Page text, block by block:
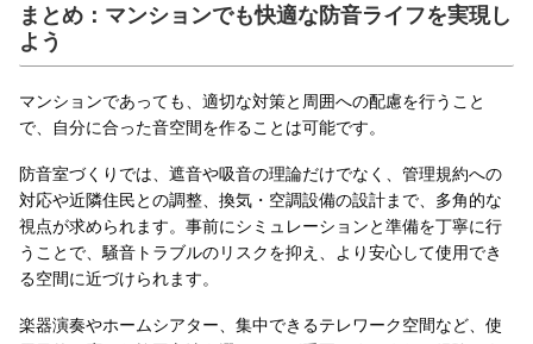
まとめ：マンションでも快適な防音ライフを実現し
よう
マンションであっても、適切な対策と周囲への配慮を行うこと
で、自分に合った音空間を作ることは可能です。
防音室づくりでは、遮音や吸音の理論だけでなく、管理規約への
対応や近隣住民との調整、換気・空調設備の設計まで、多角的な
視点が求められます。事前にシミュレーションと準備を丁寧に行
うことで、騒音トラブルのリスクを抑え、より安心して使用でき
る空間に近づけられます。
楽器演奏やホームシアター、集中できるテレワーク空間など、使